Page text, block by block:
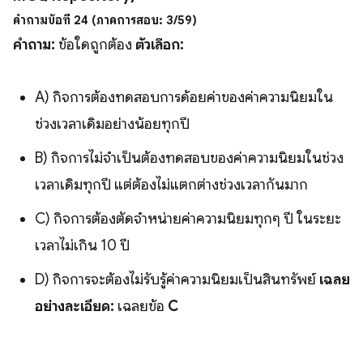
คำถามข้อที่ 24 (ภาคการสอบ: 3/59)
คำถาม: ข้อใดถูกต้อง ตัวเลือก:
A) กิจการต้องทดสอบการด้อยค่าของค่าความนิยมใน
ช่วงเวลาเดิมอย่างน้อยทุกปี
B) กิจการไม่จำเป็นต้องทดสอบของค่าความนิยมในช่วง
เวลาเดิมทุกปี แต่ต้องไม่แตกต่างช่วงเวลากันมาก
C) กิจการต้องตัดจำหน่ายค่าความนิยมทุกๆ ปี ในระยะ
เวลาไม่เกิน 10 ปี
D) กิจการจะต้องไม่รับรู้ค่าความนิยมเป็นสินทรัพย์เฉลย
อย่างละเอียด: เฉลยข้อ C